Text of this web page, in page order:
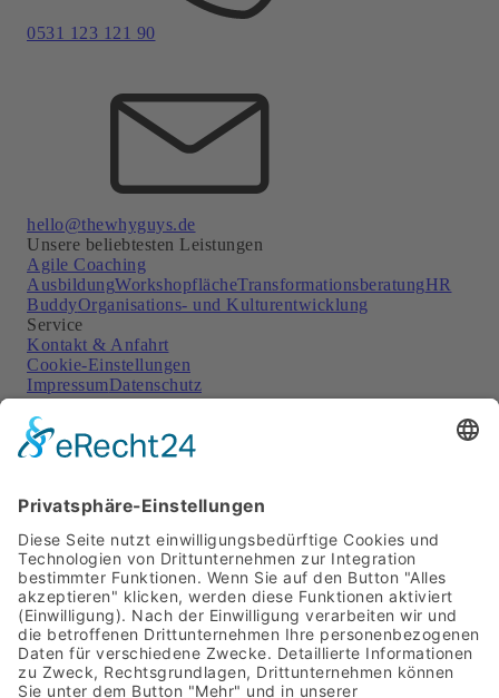
0531 123 121 90
hello@thewhyguys.de
Unsere beliebtesten Leistungen
Agile Coaching
AusbildungWorkshopflächeTransformationsberatungHR
BuddyOrganisations- und Kulturentwicklung
Service
Kontakt & Anfahrt
Cookie-Einstellungen
ImpressumDatenschutz
Soziale Netzwerke